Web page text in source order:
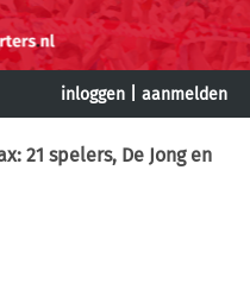
inloggen aanmelden
21 spelers, De Jong en